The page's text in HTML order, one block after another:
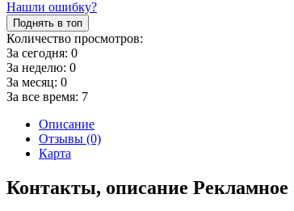
Нашли ошибку?
Поднять в топ
Количество просмотров:
За сегодня: 0
За неделю: 0
За месяц: 0
За все время: 7
Описание
Отзывы (0)
Карта
Контакты, описание Рекламное